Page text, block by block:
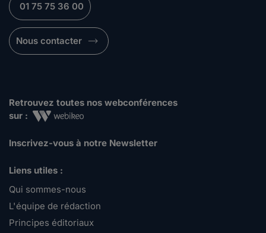
01 75 75 36 00
Nous contacter
Retrouvez toutes nos webconférences
sur :
Inscrivez-vous à notre Newsletter
Liens utiles :
Qui sommes-nous
L'équipe de rédaction
Principes éditoriaux